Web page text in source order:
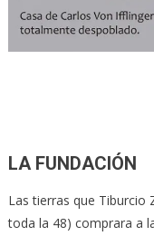
LA FUNDACIÓN
Las tierras que Tiburcio
toda la 48) comprara a